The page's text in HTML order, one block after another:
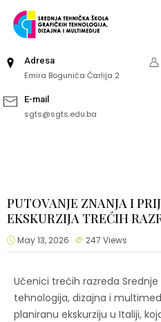
Adresa
Emira Bogunića Čarlija 2
E-mail
sgts@sgts.edu.ba
PUTOVANJE ZNANJA I
EKSKURZIJA TREĆIH
May 13, 2026 247 Views
Učenici trećih razreda
tehnologija, dizajna i
planiranu ekskurziju u Italiji,